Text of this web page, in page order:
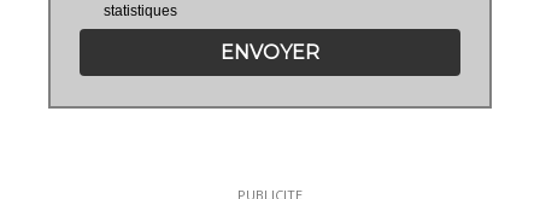
statistiques
ENVOYER